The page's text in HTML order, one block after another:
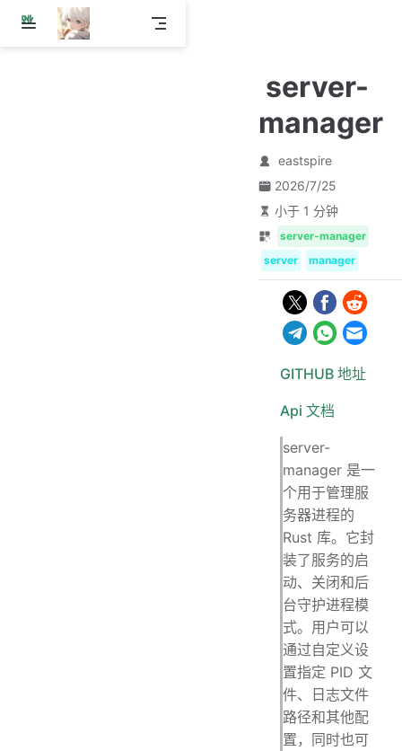
跳
server-
manager
eastspire
2026/7/25
小于 1 分钟
server-manager
server
manager
GITHUB 地址
Api 文档
server-
manager 是一
个用于管理服
务器进程的
Rust 库。它封
装了服务的启
动、关闭和后
台守护进程模
式。用户可以
通过自定义设
置指定 PID 文
件、日志文件
路径和其他配
置，同时也可